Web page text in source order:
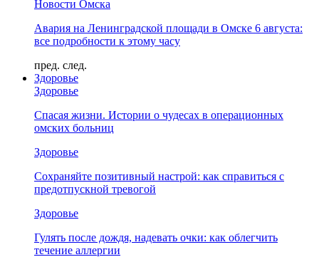
Новости Омска
Авария на Ленинградской площади в Омске 6 августа:
все подробности к этому часу
пред. след.
Здоровье
Здоровье
Спасая жизни. Истории о чудесах в операционных
омских больниц
Здоровье
Сохраняйте позитивный настрой: как справиться с
предотпускной тревогой
Здоровье
Гулять после дождя, надевать очки: как облегчить
течение аллергии